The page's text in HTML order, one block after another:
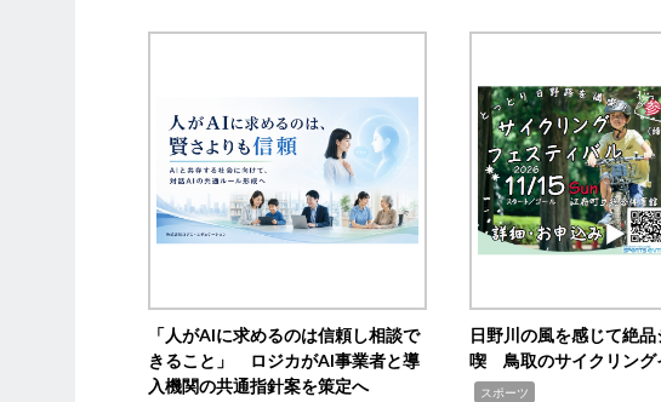
「人がAIに求めるのは信頼し相談で
きること」 ロジカがAI事業者と導
入機関の共通指針案を策定へ
日野川の風を感じて絶
喫 鳥取のサイクリング
スポーツ